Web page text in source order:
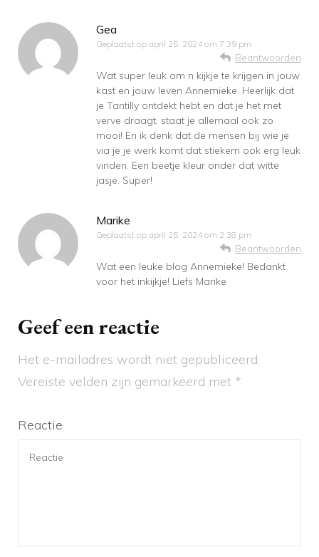
Gea
Geplaatst op april 25, 2024 om 7:39 pm
Beantwoorden
Wat super leuk om n kijkje te krijgen in jouw
kast en jouw leven Annemieke. Heerlijk dat
je Tantilly ontdekt hebt en dat je het met
verve draagt, staat je allemaal ook zo
mooi! En ik denk dat de mensen bij wie je
via je je werk komt dat stiekem ook erg leuk
vinden. Een beetje kleur onder dat witte
jasje. Super!
Marike
Geplaatst op april 25, 2024 om 2:38 pm
Beantwoorden
Wat een leuke blog Annemieke! Bedankt
voor het inkijkje! Liefs Marike
Geef een reactie
Het e-mailadres wordt niet gepubliceerd.
Vereiste velden zijn gemarkeerd met *
Reactie